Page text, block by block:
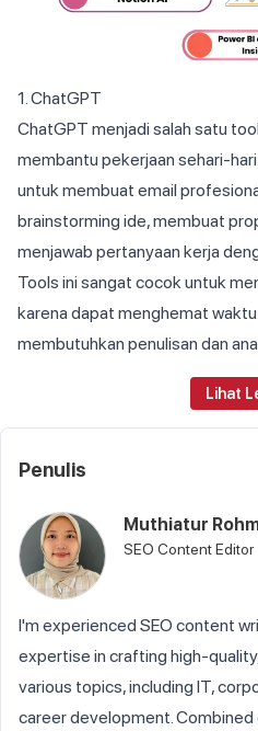
1. ChatGPT
ChatGPT menjadi salah satu
membantu pekerjaan sehari-
untuk membuat email
brainstorming ide, membuat
menjawab pertanyaan kerja
Tools ini sangat cocok untuk
karena dapat menghemat
membutuhkan penulisan dan
Lihat
Penulis
Muthiatur
SEO Content Editor
I'm experienced SEO content
expertise in crafting high-
various topics, including IT,
career development. Combined